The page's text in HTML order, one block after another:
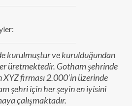
kurulmuştur ve kurulduğundan
üretmektedir. Gotham şehrinde
XYZ firması 2.000’in üzerinde
şehri için her şeyin en iyisini
çalışmaktadır.